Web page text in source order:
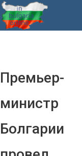
Премьер-
министр
Болгарии